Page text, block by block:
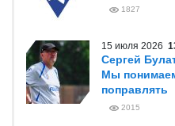
1827
15 июля 2026
Сергей
Мы
поправлять
2015